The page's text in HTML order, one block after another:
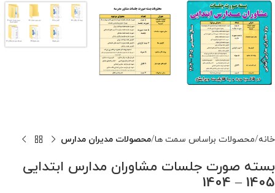
خانه محصولات براساس سمت ها محصولات مدیران مدارس
بسته صورت جلسات مشاوران مدارس ابتدایی
1405 – 1404